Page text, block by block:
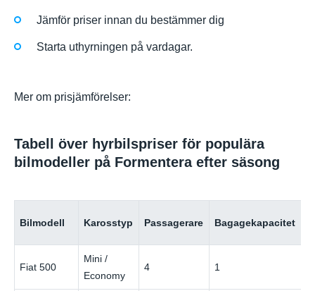
Jämför priser innan du bestämmer dig
Starta uthyrningen på vardagar.
Mer om prisjämförelser:
Tabell över hyrbilspriser för populära
bilmodeller på Formentera efter säsong
Bilmodell Karosstyp Passagerare Bagagekapacitet
Fiat 500
Mini /
Economy
4 1